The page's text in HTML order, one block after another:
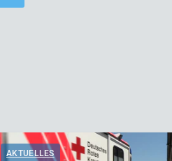
AKTUELLES